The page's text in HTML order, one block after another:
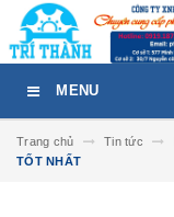
MENU
Trang chủ Tin tức
TỐT NHẤT